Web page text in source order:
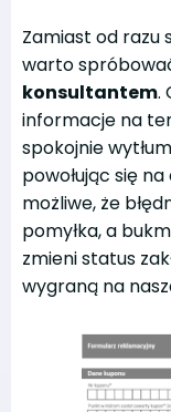
Zamiast od razu
warto
konsultantem.
informacje na
spokojnie
powołując się
możliwe, że
pomyłka, a
zmieni status
wygraną na